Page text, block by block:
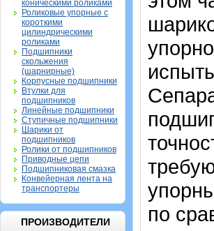
коническими роликами
Роликовые упорные с
короткими
цилиндрическими
роликами
Подшипники
скольжения
(шарнирные)
Корпусные подшипники
Втулки для
подшипников
Линейные подшипники
Ступичные подшипники
Шарики от
подшипников
Ролики от подшипников
Приводные цепи
Подшипниковая смазка
Конвейерная лента на
транспортеры
ПРОИЗВОДИТЕЛИ
по